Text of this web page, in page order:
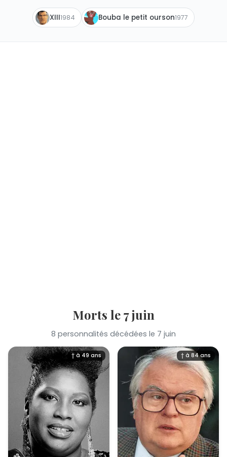
XIII1984 Bouba le petit ourson1977
Morts le 7 juin
8 personnalités décédées le 7 juin
† à 49 ans † à 84 ans